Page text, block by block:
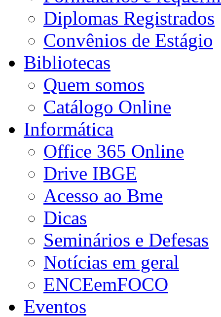
Diplomas Registrados
Convênios de Estágio
Bibliotecas
Quem somos
Catálogo Online
Informática
Office 365 Online
Drive IBGE
Acesso ao Bme
Dicas
Seminários e Defesas
Notícias em geral
ENCEemFOCO
Eventos